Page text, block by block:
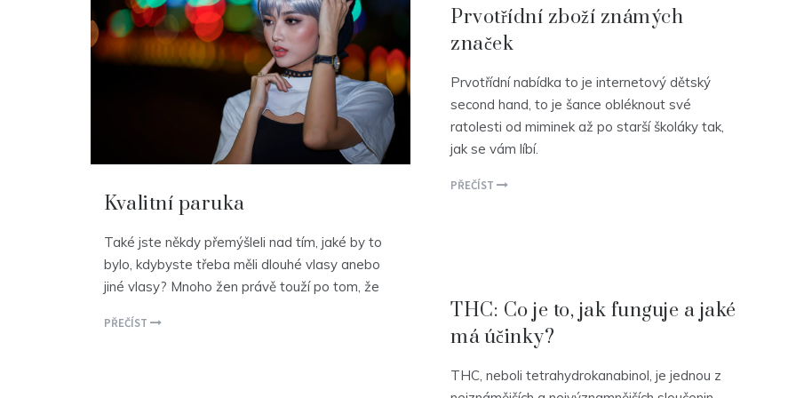
Kvalitní paruka
Také jste někdy přemýšleli nad tím, jaké by to
bylo, kdybyste třeba měli dlouhé vlasy anebo
jiné vlasy? Mnoho žen právě touží po tom, že
PŘEČÍST
Prvotřídní zboží známých
značek
Prvotřídní nabídka to je internetový dětský
second hand, to je šance obléknout své
ratolesti od miminek až po starší školáky tak,
jak se vám líbí.
PŘEČÍST
THC: Co je to, jak funguje a jaké
má účinky?
THC, neboli tetrahydrokanabinol, je jednou z